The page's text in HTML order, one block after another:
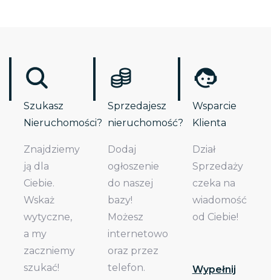
Szukasz
Nieruchomości?
Znajdziemy
ją dla
Ciebie.
Wskaż
wytyczne,
a my
zaczniemy
szukać!
Sprzedajesz
nieruchomość?
Dodaj
ogłoszenie
do naszej
bazy!
Możesz
internetowo
oraz przez
telefon.
Wsparcie
Klienta
Dział
Sprzedaży
czeka na
wiadomość
od Ciebie!
Wypełnij